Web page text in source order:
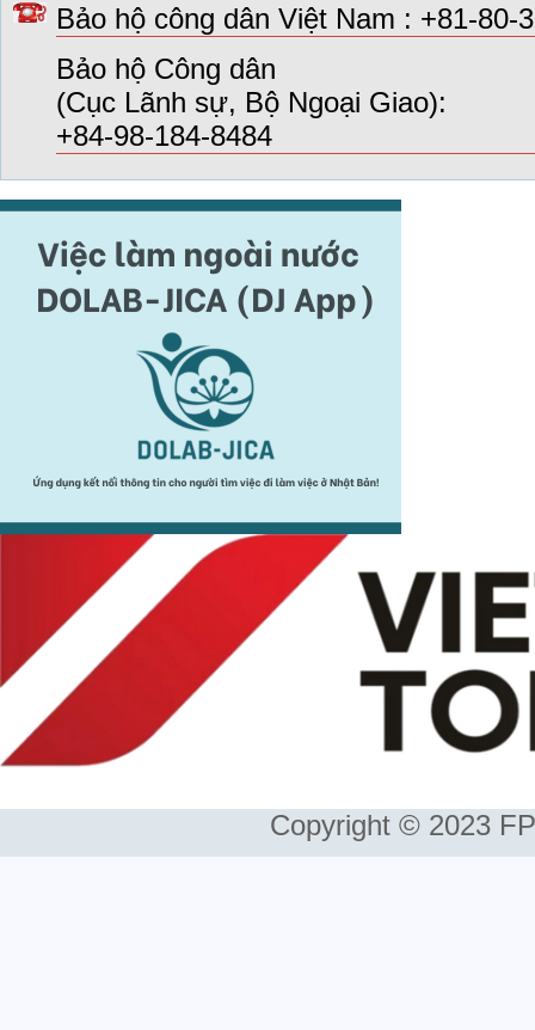
Bảo hộ công dân Việt Nam : +81-80-
Bảo hộ Công dân
(Cục Lãnh sự, Bộ Ngoại Giao):
+84-98-184-8484
Copyright © 2023